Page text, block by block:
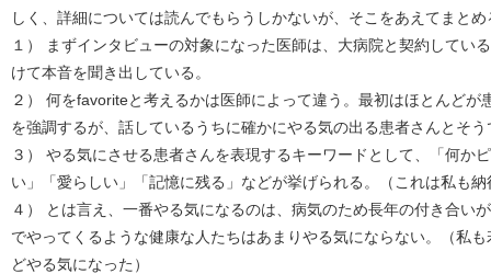
しく、詳細については読んでもらうしかないが、そこをあえてまと
１） まずインタビューの対象になった医師は、大病院と契約してい
けて本音を聞き出している。
２） 何をfavoriteと考えるかは医師によって違う。最初はほとんどが
を強調するが、話しているうちに確かにやる気の出る患者さんとそ
３） やる気にさせる患者さんを表現するキーワードとして、「何か
い」「愛らしい」「記憶に残る」などが挙げられる。（これは私も
４） とは言え、一番やる気になるのは、病気のため長年の付き合い
でやってくるような健康な人たちはあまりやる気にならない。（私
どやる気になった）